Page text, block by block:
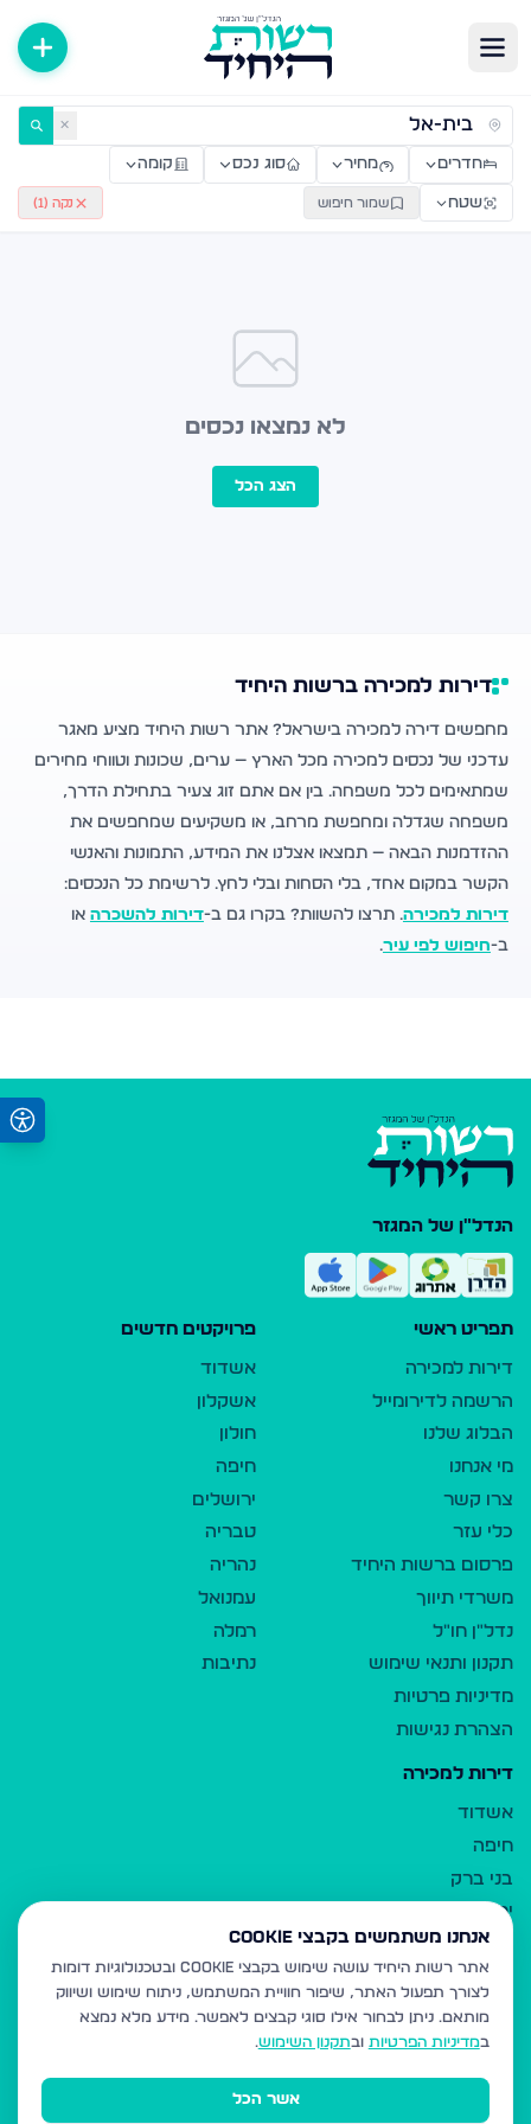
דירות למכירה ולהשכרה — רשות היחיד ✕
חדרים מחיר סוג נכס קומה
שטח שמור חיפוש נקה ( 1
)
לא נמצאו נכסים
הצג הכל
דירות למכירה ברשות היחיד
מחפשים דירה למכירה בישראל? אתר רשות היחיד מציע מאגר
עדכני של נכסים למכירה מכל הארץ — ערים, שכונות וטווחי מחירים
שמתאימים לכל משפחה. בין אם אתם זוג צעיר בתחילת הדרך,
משפחה שגדלה ומחפשת מרחב, או משקיעים שמחפשים את
ההזדמנות הבאה — תמצאו אצלנו את המידע, התמונות והאנשי
הקשר במקום אחד, בלי הסחות ובלי לחץ. לרשימת כל הנכסים:
דירות למכירה. תרצו להשוות? בקרו גם ב-דירות להשכרה או
ב-חיפוש לפי עיר.
הנדל"ן של המגזר
תפריט ראשי
דירות למכירה
הרשמה לדירומייל
הבלוג שלנו
מי אנחנו
צרו קשר
כלי עזר
פרסום ברשות היחיד
משרדי תיווך
נדל"ן חו"ל
תקנון ותנאי שימוש
מדיניות פרטיות
הצהרת נגישות
פרויקטים חדשים
אשדוד
אשקלון
חולון
חיפה
ירושלים
טבריה
נהריה
עמנואל
רמלה
נתיבות
דירות למכירה
אשדוד
חיפה
בני ברק
ירושלים
אלעד
גבעת זאב
בית שמש
רכסים
מודיעין עילית
אנחנו משתמשים בקבצי Cookie
אתר רשות היחיד עושה שימוש בקבצי Cookie ובטכנולוגיות דומות
לצורך תפעול האתר, שיפור חוויית המשתמש, ניתוח שימוש ושיווק
מותאם. ניתן לבחור אילו סוגי קבצים לאפשר. מידע מלא נמצא
במדיניות הפרטיות ובתקנון השימוש.
אשר הכל